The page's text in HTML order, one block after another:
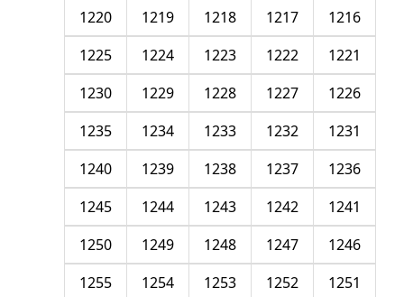
1216
1217
1218
1219
1220
1221
1222
1223
1224
1225
1226
1227
1228
1229
1230
1231
1232
1233
1234
1235
1236
1237
1238
1239
1240
1241
1242
1243
1244
1245
1246
1247
1248
1249
1250
1251
1252
1253
1254
1255